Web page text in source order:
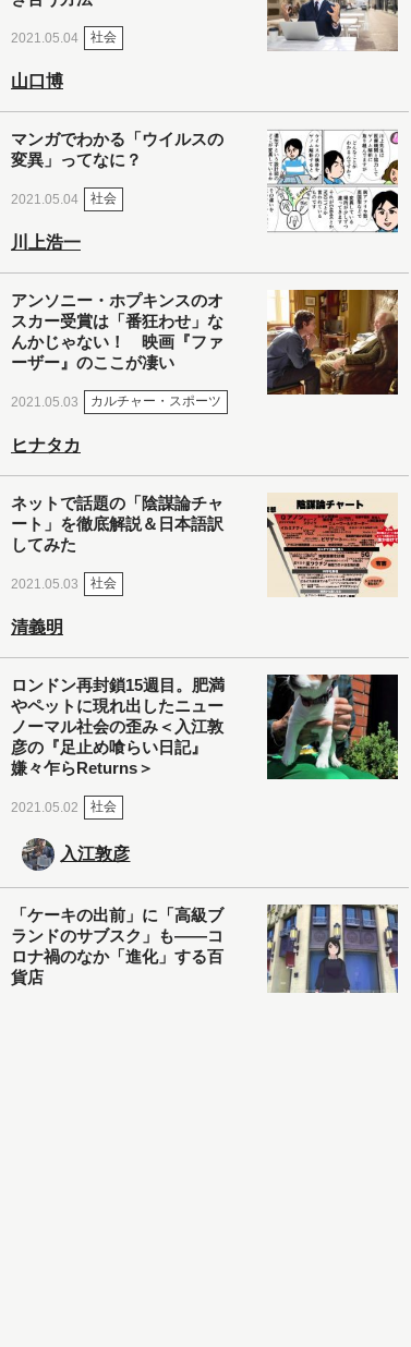
2021.05.04 社会
山口博
マンガでわかる「ウイルスの
変異」ってなに？
2021.05.04 社会
川上浩一
アンソニー・ホプキンスのオ
スカー受賞は「番狂わせ」な
んかじゃない！ 映画『ファ
ーザー』のここが凄い
2021.05.03 カルチャー・スポーツ
ヒナタカ
ネットで話題の「陰謀論チャ
ート」を徹底解説＆日本語訳
してみた
2021.05.03 社会
清義明
ロンドン再封鎖15週目。肥満
やペットに現れ出したニュー
ノーマル社会の歪み＜入江敦
彦の『足止め喰らい日記』
嫌々乍らReturns＞
2021.05.02 社会
入江敦彦
「ケーキの出前」に「高級ブ
ランドのサブスク」も――コ
ロナ禍のなか「進化」する百
貨店